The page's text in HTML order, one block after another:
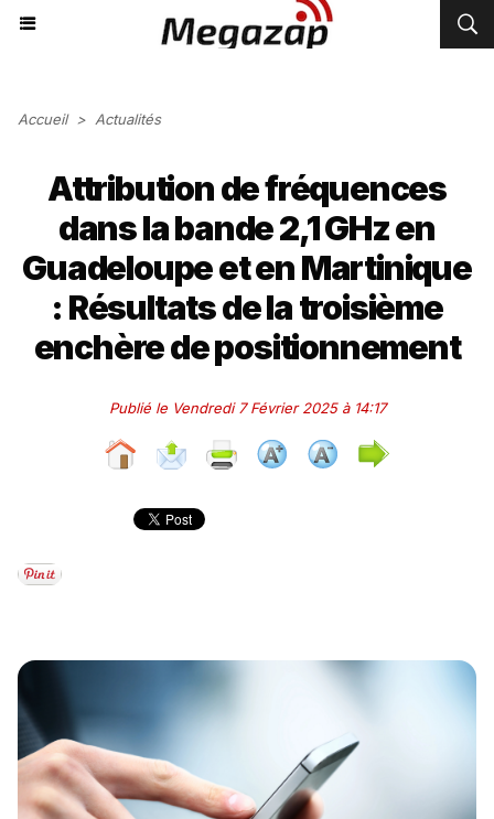
Accueil > Actualités
Attribution de fréquences
dans la bande 2,1 GHz en
Guadeloupe et en Martinique
: Résultats de la troisième
enchère de positionnement
Publié le Vendredi 7 Février 2025 à 14:17